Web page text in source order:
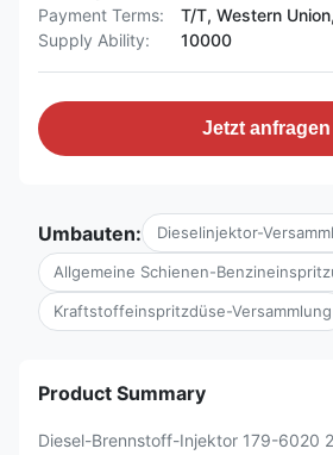
Payment Terms:
T/T, Western Union,
Supply Ability:
10000
Jetzt anfragen
Umbauten: Dieselinjektor-
Allgemeine Schienen-
Kraftstoffeinspritzdüse-Versammlung
Product Summary
Diesel-Brennstoff-Injektor 179-6020